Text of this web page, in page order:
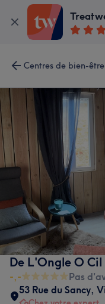
Centres de bien-
De L'Ongle O Cil
-,-
Pas
53 Rue du Sancy,